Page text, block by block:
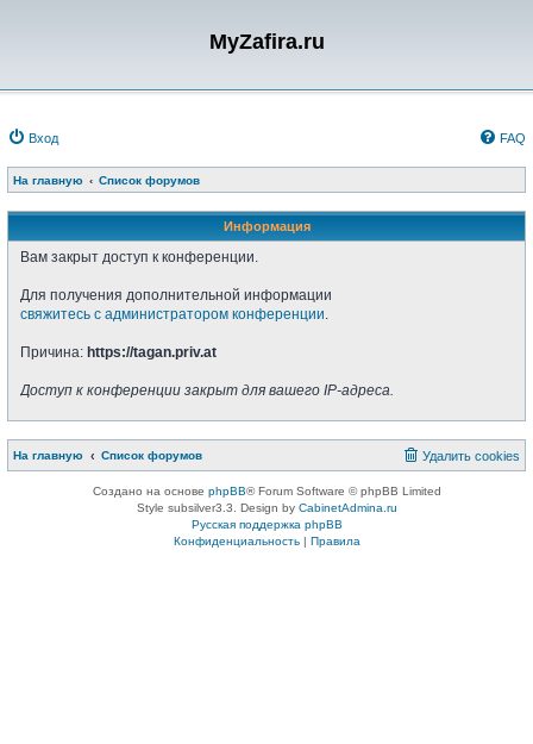
MyZafira.ru
Вход FAQ
На главную Список форумов
Информация
Вам закрыт доступ к конференции.
Для получения дополнительной информации
свяжитесь с администратором конференции.
Причина: https://tagan.priv.at
Доступ к конференции закрыт для вашего IP-адреса.
На главную Список форумов Удалить cookies
Создано на основе phpBB® Forum Software © phpBB Limited
Style subsilver3.3. Design by CabinetAdmina.ru
Русская поддержка phpBB
Конфиденциальность| Правила